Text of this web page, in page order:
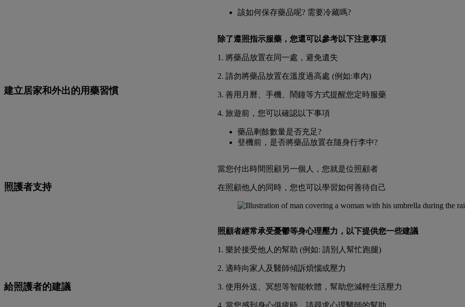
該如何保存藥品呢? 需要冷藏嗎?
建立居家和外出的用藥習慣
除了遵照指示服藥，您還可以參考以下注意事項
1. 將藥品放置在同一處，避免遺失
2. 請勿將藥品放置在溫度過高處 (例如:車內)
3. 善用月曆、手機、鬧鐘等方式提醒您定時服藥
4. 旅遊前，您可以確認以下事項
藥品剩餘數量是否充足?
登機前，是否將藥品放置在隨身行李中?
照護者支持
當您付出時間照顧另一個人，您就是位照顧者
在照顧他人的同時，您也可以學習如何善待自己
給照護者的建議
照顧者經常承受憂鬱等身心理壓力，以下提供您一些建議
1. 樂於接受他人的幫助 (例如: 請別人幫忙跑腿)
2. 適時向家人及醫師傾訴煩惱或壓力
3. 使用外送、冥想等智能軟體，幫助您減輕生活壓力
4. 當您感到身心俱疲時，請尋求心理醫師的幫助